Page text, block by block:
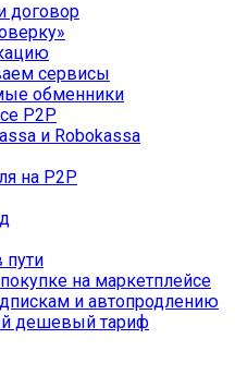
договор
сервисы
обменники
P2P
и Robokassa
на P2P
пути
на маркетплейсе
и автопродлению
дешевый тариф